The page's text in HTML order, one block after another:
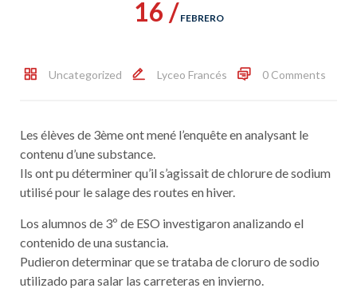
16 / FEBRERO
Uncategorized Lyceo Francés 0 Comments
Les élèves de 3ème ont mené l’enquête en analysant le
contenu d’une substance.
Ils ont pu déterminer qu’il s’agissait de chlorure de sodium
utilisé pour le salage des routes en hiver.
Los alumnos de 3º de ESO investigaron analizando el
contenido de una sustancia.
Pudieron determinar que se trataba de cloruro de sodio
utilizado para salar las carreteras en invierno.